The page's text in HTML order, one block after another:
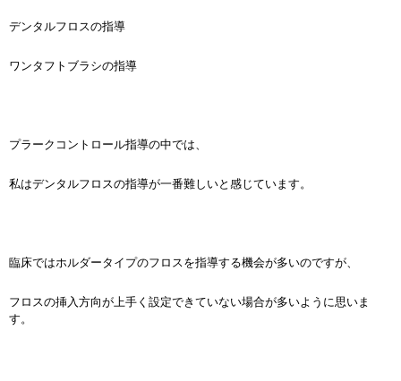
デンタルフロスの指導
ワンタフトブラシの指導
プラークコントロール指導の中では、
私はデンタルフロスの指導が一番難しいと感じています。
臨床ではホルダータイプのフロスを指導する機会が多いのですが、
フロスの挿入方向が上手く設定できていない場合が多いように思いま
す。